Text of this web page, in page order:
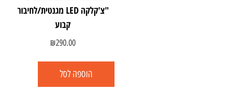
"צ'קלקה LED מגנטית/לחיבור
קבוע
₪290.00
הוספה לסל